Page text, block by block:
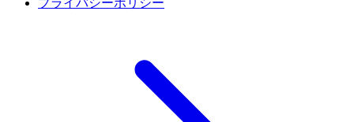
プライバシーポリシー